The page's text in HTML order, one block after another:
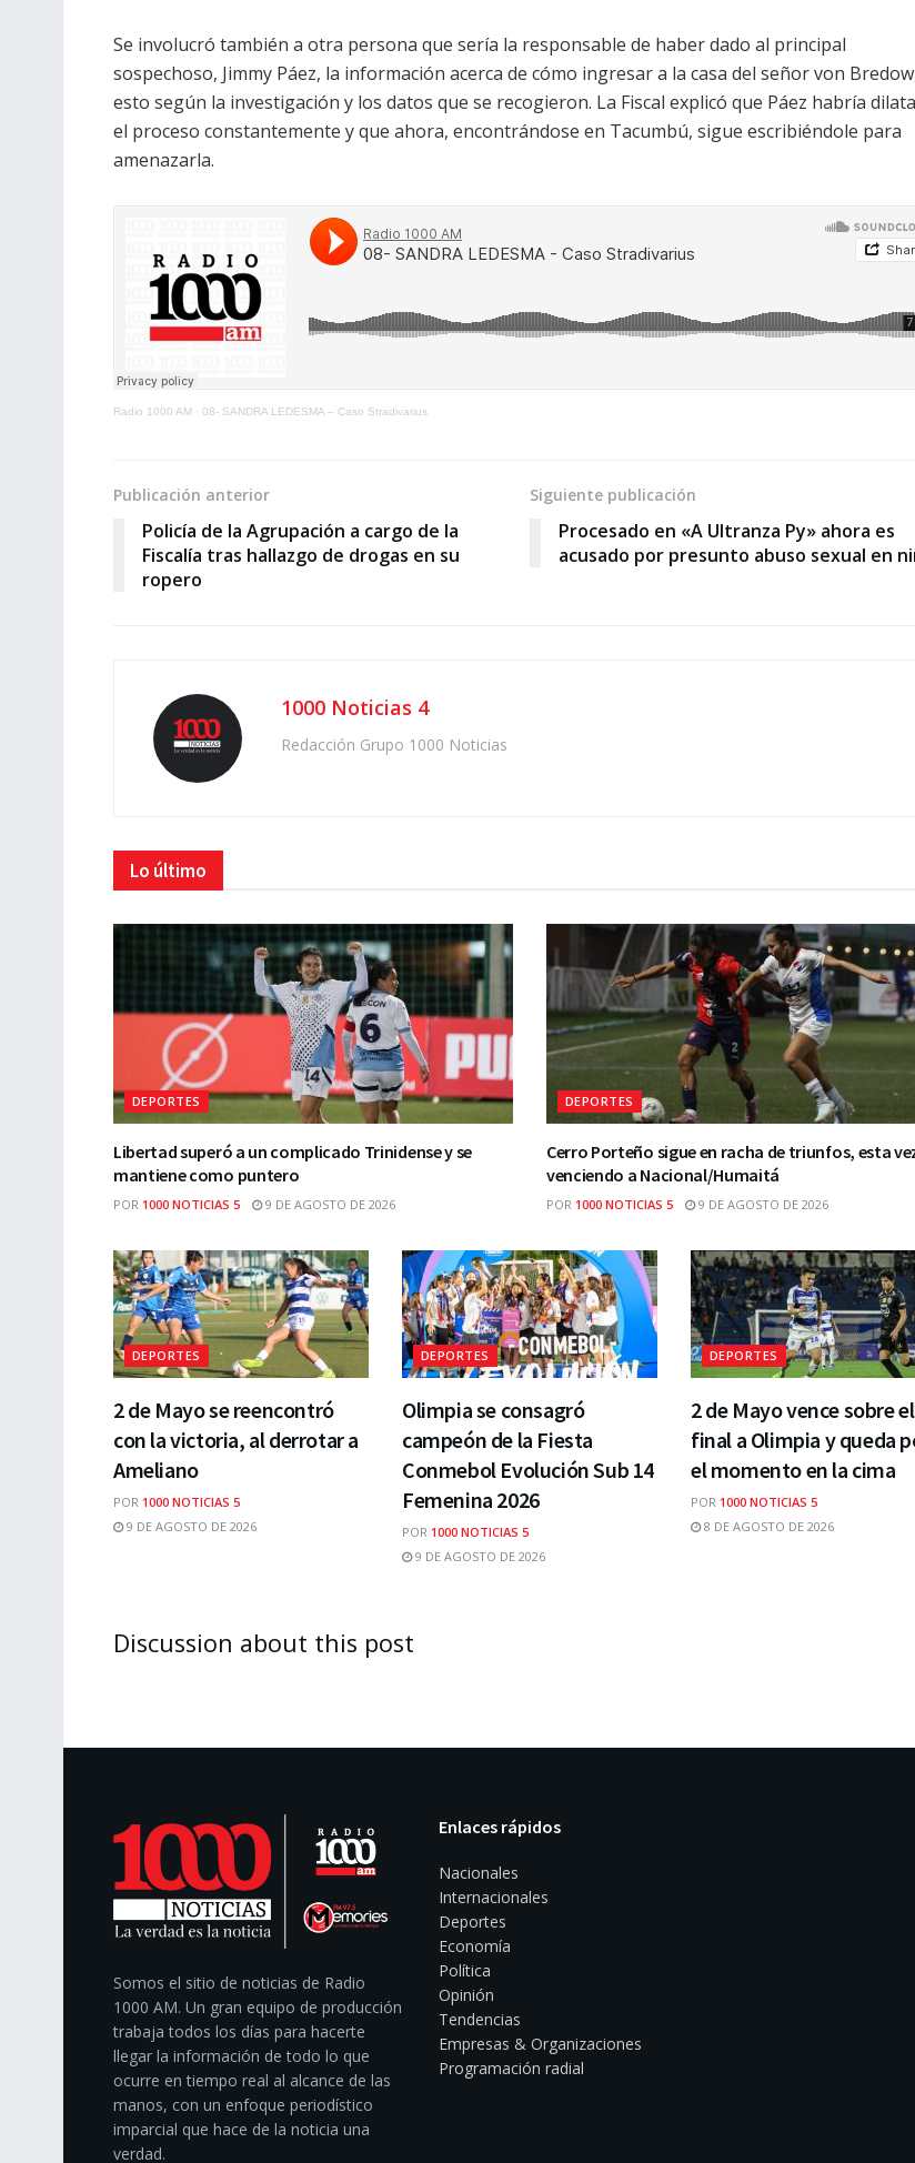
Se involucró también a otra persona que sería la responsable de haber dado al principal
sospechoso, Jimmy Páez, la información acerca de cómo ingresar a la casa del señor von
esto según la investigación y los datos que se recogieron. La Fiscal explicó que Páez habría
el proceso constantemente y que ahora, encontrándose en Tacumbú, sigue escribiéndole para
amenazarla.
Radio 1000 AM · 08- SANDRA LEDESMA – Caso Stradivarius
Publicación anterior
Policía de la Agrupación a cargo de la
Fiscalía tras hallazgo de drogas en su
ropero
Siguiente publicación
Procesado en «A Ultranza Py» ahora es
acusado por presunto abuso sexual en
1000 Noticias 4
Redacción Grupo 1000 Noticias
Lo último
DEPORTES
Libertad superó a un complicado Trinidense y se
mantiene como puntero
POR 1000 NOTICIAS 5 9 DE AGOSTO DE 2026
DEPORTES
Cerro Porteño sigue en racha de triunfos, esta
venciendo a Nacional/Humaitá
POR 1000 NOTICIAS 5 9 DE AGOSTO DE 2026
DEPORTES
2 de Mayo se reencontró
con la victoria, al derrotar a
Ameliano
POR 1000 NOTICIAS 5
9 DE AGOSTO DE 2026
DEPORTES
Olimpia se consagró
campeón de la Fiesta
Conmebol Evolución Sub 14
Femenina 2026
POR 1000 NOTICIAS 5
9 DE AGOSTO DE 2026
DEPORTES
2 de Mayo vence sobre el
final a Olimpia y queda
el momento en la cima
POR 1000 NOTICIAS 5
8 DE AGOSTO DE 2026
Discussion about this post
Somos el sitio de noticias de Radio
1000 AM. Un gran equipo de producción
trabaja todos los días para hacerte
llegar la información de todo lo que
ocurre en tiempo real al alcance de las
manos, con un enfoque periodístico
imparcial que hace de la noticia una
verdad.
Enlaces rápidos
Nacionales
Internacionales
Deportes
Economía
Política
Opinión
Tendencias
Empresas & Organizaciones
Programación radial